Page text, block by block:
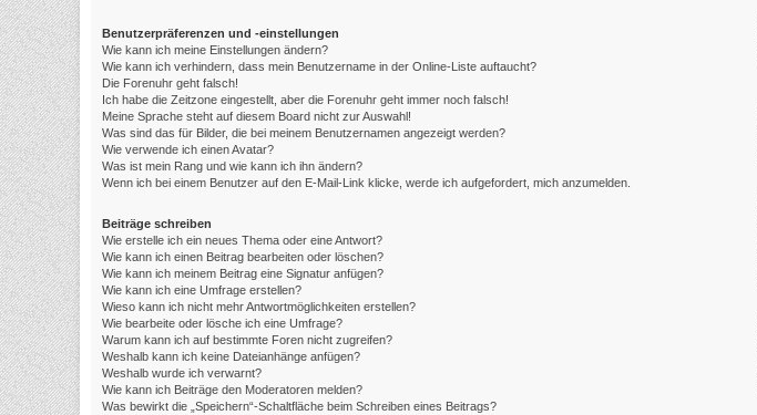
Benutzerpräferenzen und -einstellungen
Wie kann ich meine Einstellungen ändern?
Wie kann ich verhindern, dass mein Benutzername in der Online-Liste auftaucht?
Die Forenuhr geht falsch!
Ich habe die Zeitzone eingestellt, aber die Forenuhr geht immer noch falsch!
Meine Sprache steht auf diesem Board nicht zur Auswahl!
Was sind das für Bilder, die bei meinem Benutzernamen angezeigt werden?
Wie verwende ich einen Avatar?
Was ist mein Rang und wie kann ich ihn ändern?
Wenn ich bei einem Benutzer auf den E-Mail-Link klicke, werde ich aufgefordert, mich anzumelden.
Beiträge schreiben
Wie erstelle ich ein neues Thema oder eine Antwort?
Wie kann ich einen Beitrag bearbeiten oder löschen?
Wie kann ich meinem Beitrag eine Signatur anfügen?
Wie kann ich eine Umfrage erstellen?
Wieso kann ich nicht mehr Antwortmöglichkeiten erstellen?
Wie bearbeite oder lösche ich eine Umfrage?
Warum kann ich auf bestimmte Foren nicht zugreifen?
Weshalb kann ich keine Dateianhänge anfügen?
Weshalb wurde ich verwarnt?
Wie kann ich Beiträge den Moderatoren melden?
Was bewirkt die „Speichern“-Schaltfläche beim Schreiben eines Beitrags?